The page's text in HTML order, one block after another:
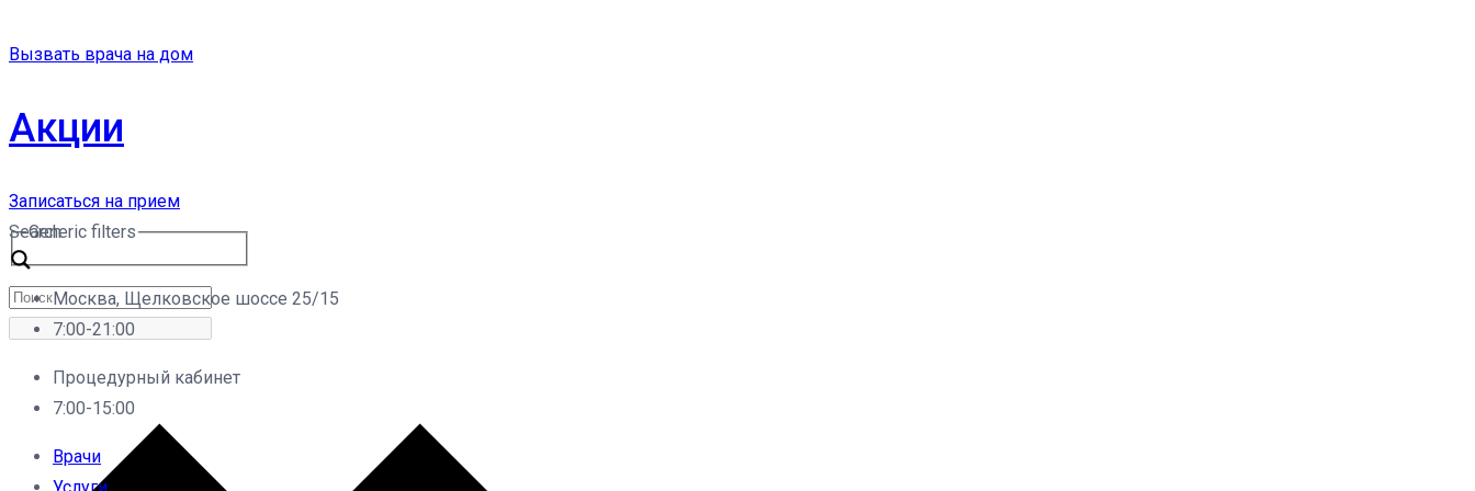
Вызвать врача на дом
Акции
Записаться на прием
Search
Generic filters
Москва, Щелковское шоссе 25/15
7:00-21:00
Процедурный кабинет
7:00-15:00
Врачи